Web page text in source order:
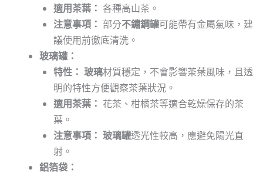
適用茶葉： 各種高山茶。
注意事項： 部分不鏽鋼罐可能帶有金屬氣味，建
議使用前徹底清洗。
玻璃罐：
特性： 玻璃材質穩定，不會影響茶葉風味，且透
明的特性方便觀察茶葉狀況。
適用茶葉： 花茶、柑橘茶等適合乾燥保存的茶
葉。
注意事項： 玻璃罐透光性較高，應避免陽光直
射。
鋁箔袋：